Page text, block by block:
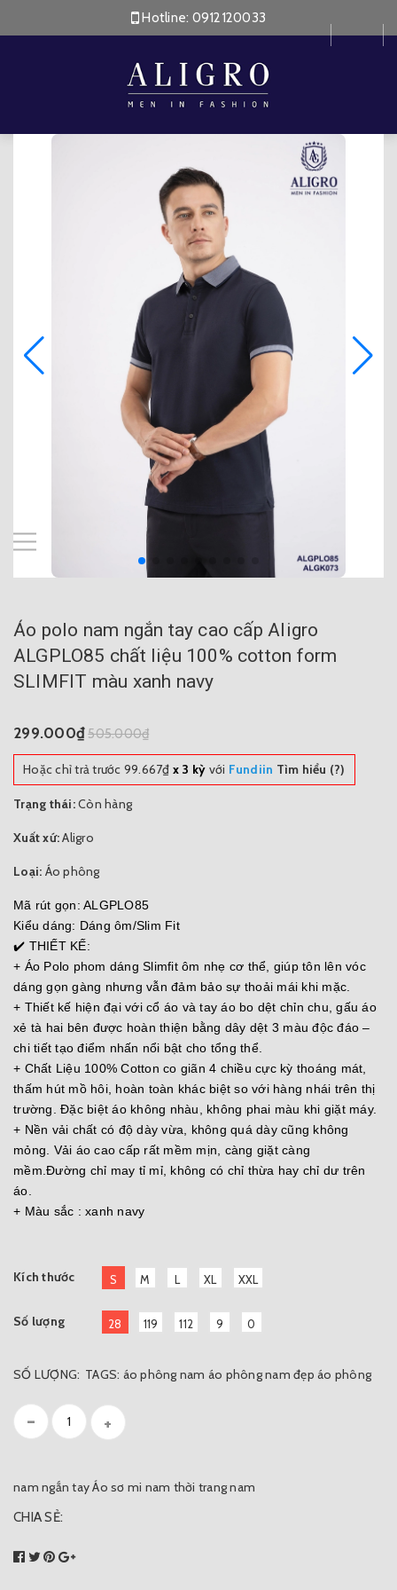
Hotline: 0912120033
Áo polo nam ngắn tay cao cấp Aligro
ALGPLO85 chất liệu 100% cotton form
SLIMFIT màu xanh navy
299.000₫505.000₫
Hoặc chỉ trả trước 99.667₫ x 3 kỳ với Fundiin Tìm hiểu (?)
Trạng thái:Còn hàng
Xuất xứ:Aligro
Loại: Áo phông
Mã rút gọn: ALGPLO85
Kiểu dáng: Dáng ôm/Slim Fit
✔️ THIẾT KẾ:
+ Áo Polo phom dáng Slimfit ôm nhẹ cơ thể, giúp tôn lên vóc
dáng gọn gàng nhưng vẫn đảm bảo sự thoải mái khi mặc.
+ Thiết kế hiện đại với cổ áo và tay áo bo dệt chỉn chu, gấu áo
xẻ tà hai bên được hoàn thiện bằng dây dệt 3 màu độc đáo –
chi tiết tạo điểm nhấn nổi bật cho tổng thể.
+ Chất Liệu 100% Cotton co giãn 4 chiều cực kỳ thoáng mát,
thấm hút mồ hôi, hoàn toàn khác biệt so với hàng nhái trên thị
trường. Đặc biệt áo không nhàu, không phai màu khi giặt máy.
+ Nền vải chất có độ dày vừa, không quá dày cũng không
mỏng. Vải áo cao cấp rất mềm mịn, càng giặt càng
mềm.Đường chỉ may tỉ mỉ, không có chỉ thừa hay chỉ dư trên
áo.
+ Màu sắc : xanh navy
Kích thước S M L XL XXL
Số lượng 28 119 112 9 0
SỐ LƯỢNG:
- +
TAGS: áo phông nam áo phông nam đẹp áo phông
nam ngắn tayÁo sơ mi nam thời trang nam
CHIA SẺ: